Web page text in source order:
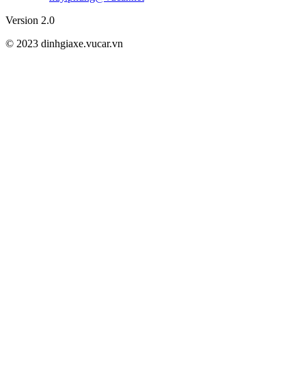
Version 2.0
© 2023 dinhgiaxe.vucar.vn